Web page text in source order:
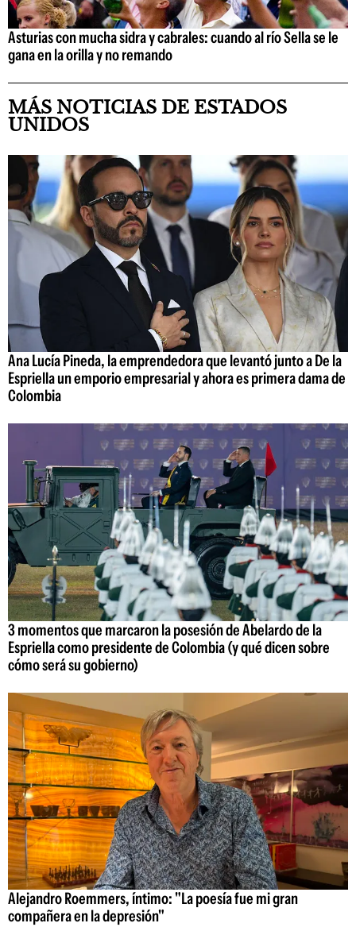
Asturias con mucha sidra y cabrales: cuando al río Sella se le
gana en la orilla y no remando
MÁS NOTICIAS DE ESTADOS
UNIDOS
Ana Lucía Pineda, la emprendedora que levantó junto a De la
Espriella un emporio empresarial y ahora es primera dama de
Colombia
3 momentos que marcaron la posesión de Abelardo de la
Espriella como presidente de Colombia (y qué dicen sobre
cómo será su gobierno)
Alejandro Roemmers, íntimo: "La poesía fue mi gran
compañera en la depresión"